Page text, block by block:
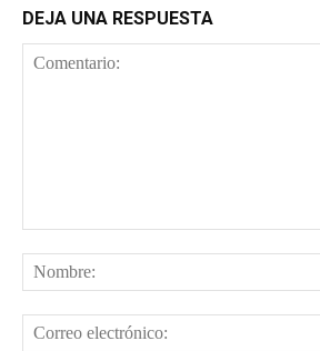
DEJA UNA RESPUESTA